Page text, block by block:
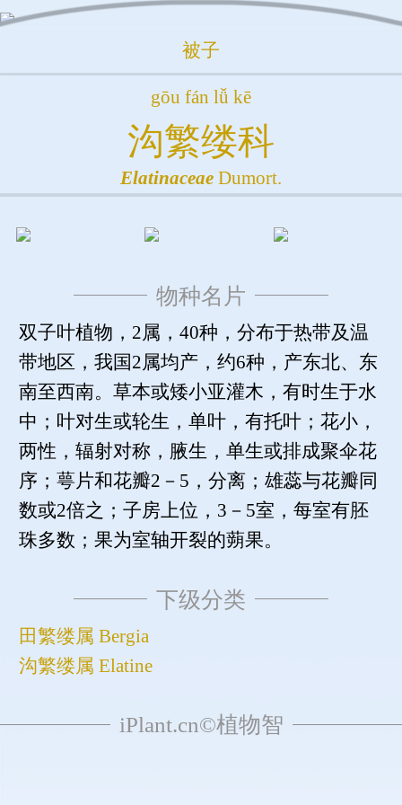
被子
gōu fán lǚ kē
沟繁缕科
Elatinaceae Dumort.
物种名片
双子叶植物，2属，40种，分布于热带及温
带地区，我国2属均产，约6种，产东北、东
南至西南。草本或矮小亚灌木，有时生于水
中；叶对生或轮生，单叶，有托叶；花小，
两性，辐射对称，腋生，单生或排成聚伞花
序；萼片和花瓣2－5，分离；雄蕊与花瓣同
数或2倍之；子房上位，3－5室，每室有胚
珠多数；果为室轴开裂的蒴果。
下级分类
田繁缕属 Bergia
沟繁缕属 Elatine
iPlant.cn©植物智